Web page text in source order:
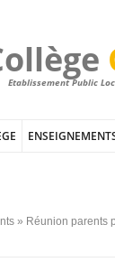
Etablissement Public
» Réunion parents